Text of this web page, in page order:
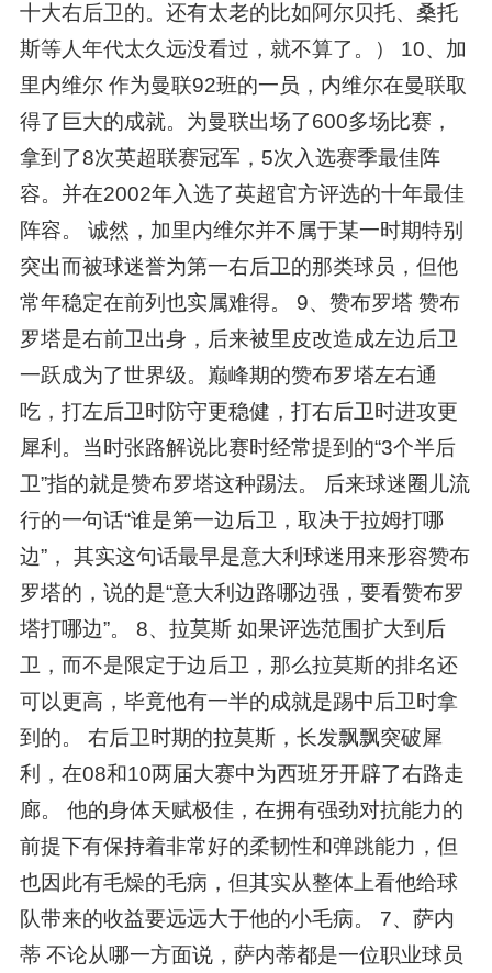
十大右后卫的。还有太老的比如阿尔贝托、桑托
斯等人年代太久远没看过，就不算了。） 10、加
里内维尔 作为曼联92班的一员，内维尔在曼联取
得了巨大的成就。为曼联出场了600多场比赛，
拿到了8次英超联赛冠军，5次入选赛季最佳阵
容。并在2002年入选了英超官方评选的十年最佳
阵容。 诚然，加里内维尔并不属于某一时期特别
突出而被球迷誉为第一右后卫的那类球员，但他
常年稳定在前列也实属难得。 9、赞布罗塔 赞布
罗塔是右前卫出身，后来被里皮改造成左边后卫
一跃成为了世界级。巅峰期的赞布罗塔左右通
吃，打左后卫时防守更稳健，打右后卫时进攻更
犀利。当时张路解说比赛时经常提到的“3个半后
卫”指的就是赞布罗塔这种踢法。 后来球迷圈儿流
行的一句话“谁是第一边后卫，取决于拉姆打哪
边”， 其实这句话最早是意大利球迷用来形容赞布
罗塔的，说的是“意大利边路哪边强，要看赞布罗
塔打哪边”。 8、拉莫斯 如果评选范围扩大到后
卫，而不是限定于边后卫，那么拉莫斯的排名还
可以更高，毕竟他有一半的成就是踢中后卫时拿
到的。 右后卫时期的拉莫斯，长发飘飘突破犀
利，在08和10两届大赛中为西班牙开辟了右路走
廊。 他的身体天赋极佳，在拥有强劲对抗能力的
前提下有保持着非常好的柔韧性和弹跳能力，但
也因此有毛燥的毛病，但其实从整体上看他给球
队带来的收益要远远大于他的小毛病。 7、萨内
蒂 不论从哪一方面说，萨内蒂都是一位职业球员